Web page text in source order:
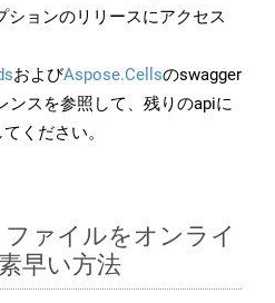
ションのリリースにアクセス
およびAspose.Cellsのswagger
ンスを参照して、残りのapiに
ください。
ァイルをオンライ
早い方法